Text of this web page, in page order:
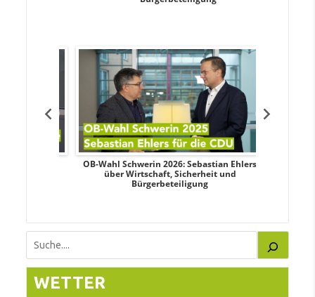
OB-Wahl Schwerin 2026: Sebastian Ehlers
über Wirtschaft, Sicherheit und
Bürgerbeteiligung
Suchen
WETTER